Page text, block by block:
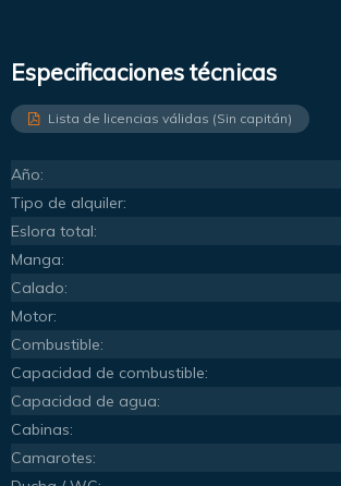
Especificaciones técnicas
Lista de licencias válidas (Sin capitán)
Año:
Tipo de alquiler:
Eslora total:
Manga:
Calado:
Motor:
Combustible:
Capacidad de combustible:
Capacidad de agua:
Cabinas:
Camarotes: